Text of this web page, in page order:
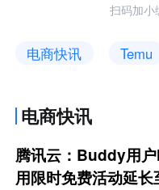
扫码加小
电商快讯 Temu
电商快讯
腾讯云：Buddy用
用限时免费活动延长